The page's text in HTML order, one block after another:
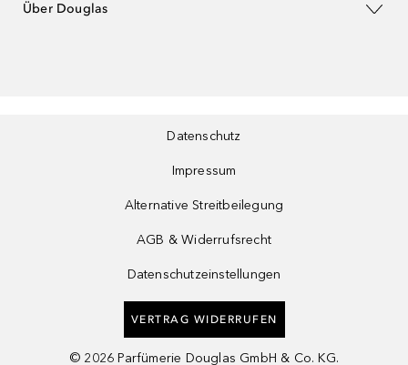
Über Douglas
Datenschutz
Impressum
Alternative Streitbeilegung
AGB & Widerrufsrecht
Datenschutzeinstellungen
VERTRAG WIDERRUFEN
© 2026 Parfümerie Douglas GmbH & Co. KG.